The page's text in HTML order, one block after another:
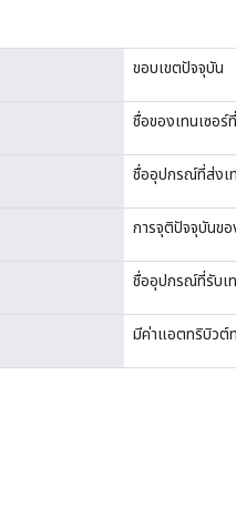
ขอบเขตปัจจุบัน
ชื่อของเทนเซอร์
ชื่ออุปกรณ์ที่ส่งเ
การจุติปัจจุบันข
ชื่ออุปกรณ์ที่รับเ
มีค่าแอตทริบิวต์